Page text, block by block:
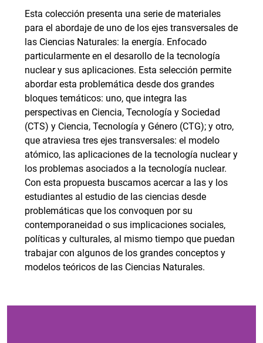
Esta colección presenta una serie de materiales
para el abordaje de uno de los ejes transversales de
las Ciencias Naturales: la energía. Enfocado
particularmente en el desarollo de la tecnología
nuclear y sus aplicaciones. Esta selección permite
abordar esta problemática desde dos grandes
bloques temáticos: uno, que integra las
perspectivas en Ciencia, Tecnología y Sociedad
(CTS) y Ciencia, Tecnología y Género (CTG); y otro,
que atraviesa tres ejes transversales: el modelo
atómico, las aplicaciones de la tecnología nuclear y
los problemas asociados a la tecnología nuclear.
Con esta propuesta buscamos acercar a las y los
estudiantes al estudio de las ciencias desde
problemáticas que los convoquen por su
contemporaneidad o sus implicaciones sociales,
políticas y culturales, al mismo tiempo que puedan
trabajar con algunos de los grandes conceptos y
modelos teóricos de las Ciencias Naturales.